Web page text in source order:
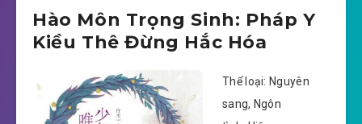
Hào Môn Trọng Sinh: Pháp Y
Kiều Thê Đừng Hắc Hóa
Thể loại: Nguyên
sang, Ngôn